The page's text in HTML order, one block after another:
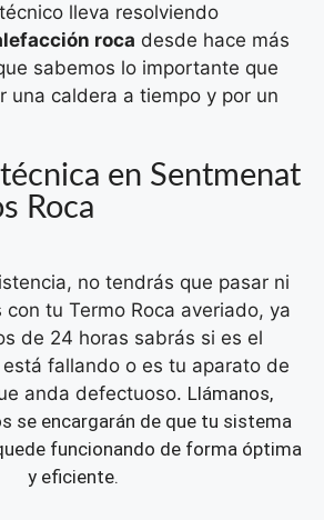
lleva resolviendo
roca desde hace más
sabemos lo importante que
una caldera a tiempo y por un
en Sentmenat
Roca
no tendrás que pasar ni
con tu Termo Roca averiado, ya
de 24 horas sabrás si es el
fallando o es tu aparato de
anda defectuoso. Llámanos,
se encargarán de que tu sistema
funcionando de forma óptima
y eficiente.